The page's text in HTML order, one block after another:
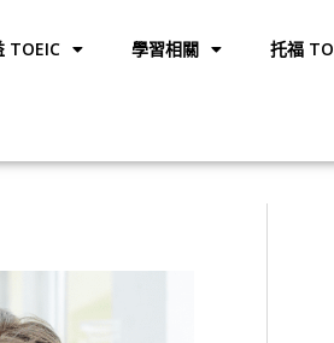
TOEIC 學習相關 托福